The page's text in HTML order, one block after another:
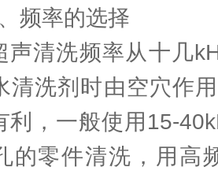
率的选择
洗频率从十几
清洗剂时由空穴作
利，一般使用15-
的零件清洗，用高